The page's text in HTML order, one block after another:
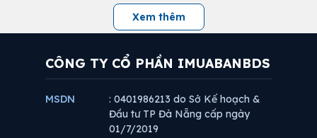
Xem thêm
CÔNG TY CỔ PHẦN IMUABANBDS
MSDN
: 0401986213 do Sở Kế hoạch &
Đầu tư TP Đà Nẵng cấp ngày
01/7/2019